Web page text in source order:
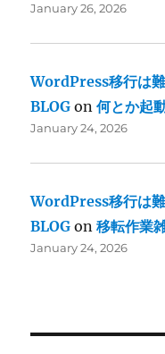
January 26, 2026
WordPress移行は
BLOG on何とか起
January 24, 2026
WordPress移行は
BLOG on移転作業
January 24, 2026